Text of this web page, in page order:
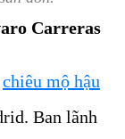
Carreras
chiêu mộ hậu
Ban lãnh